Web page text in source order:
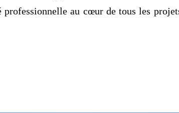
au cœur de tous les